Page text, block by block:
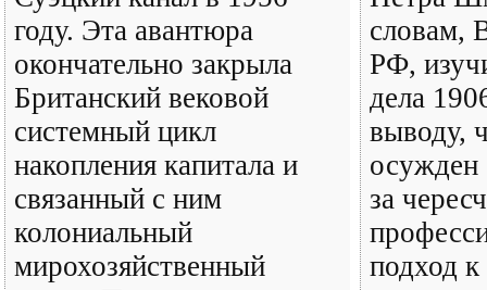
году. Эта авантюра
окончательно закрыла
Британский вековой
системный цикл
накопления капитала и
связанный с ним
колониальный
мирохозяйственный
словам,
РФ,
дела
выводу,
осужден
за
подход к